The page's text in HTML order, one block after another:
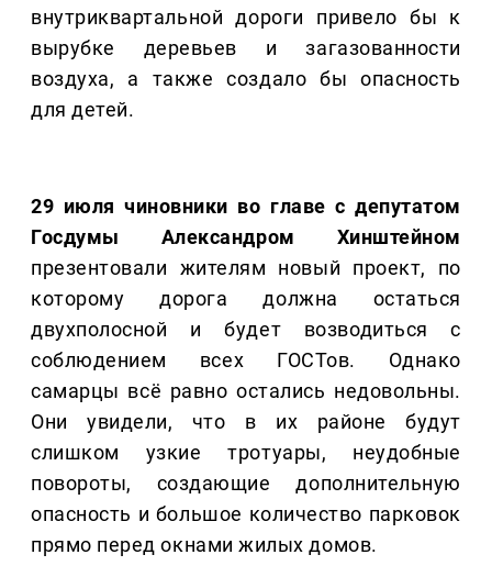
внутриквартальной дороги привело бы к
вырубке деревьев и загазованности
воздуха, а также создало бы опасность
для детей.
29 июля чиновники во главе с депутатом
Госдумы Александром Хинштейном
презентовали жителям новый проект, по
которому дорога должна остаться
двухполосной и будет возводиться с
соблюдением всех ГОСТов. Однако
самарцы всё равно остались недовольны.
Они увидели, что в их районе будут
слишком узкие тротуары, неудобные
повороты, создающие дополнительную
опасность и большое количество парковок
прямо перед окнами жилых домов.